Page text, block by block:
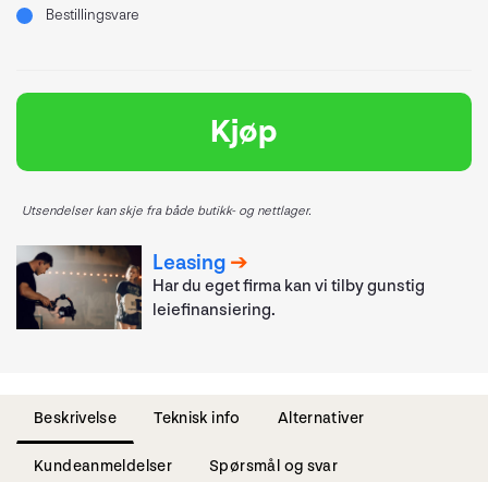
Bestillingsvare
Kjøp
Utsendelser kan skje fra både butikk- og nettlager.
Leasing
Har du eget firma kan vi tilby gunstig
leiefinansiering.
Beskrivelse Teknisk info Alternativer
Kundeanmeldelser Spørsmål og svar